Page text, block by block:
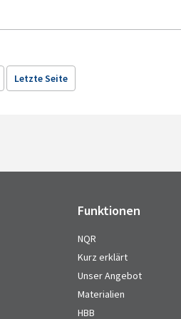
Letzte Seite
Funktionen
NQR
Kurz erklärt
Unser Angebot
Materialien
HBB